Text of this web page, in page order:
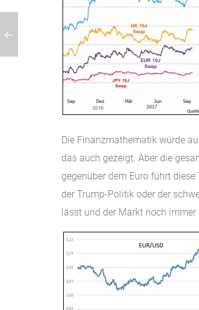
Die Finanzmathematik würde
das auch gezeigt. Aber die
gegenüber dem Euro führt
der Trump-Politik oder der
lässt und der Markt noch